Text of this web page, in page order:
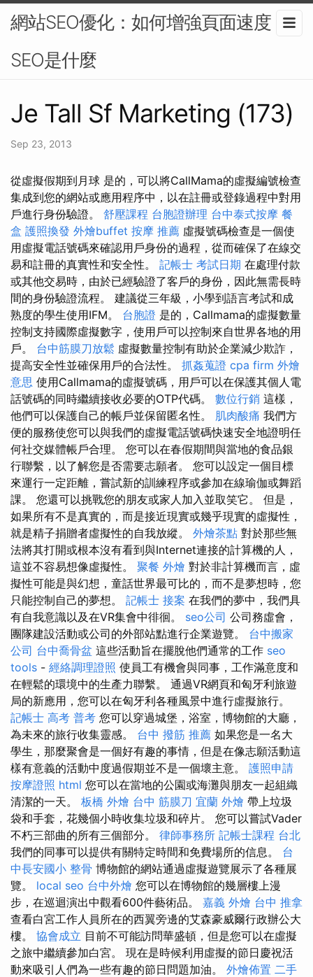
網站SEO優化：如何增強頁面速度？-
SEO是什麼
Je Tall Sf Marketing (173)
Sep 23, 2013
從虛擬假期到月球 是的，可以將CallMama的虛擬編號檢查
集成到您的網站或應用程序中，以在註冊或登錄過程中對用
戶進行身份驗證。 舒壓課程 台胞證辦理 台中泰式按摩 餐
盒 護照換發 外燴buffet 按摩 推薦 虛擬號碼檢查是一個使
用虛擬電話號碼來確認用戶身份的過程，從而確保了在線交
易和註冊的真實性和安全性。 記帳士 考試日期 在處理付款
或其他交易時，由於已經驗證了客戶的身份，因此無需長時
間的身份驗證流程。 建議從三年級，小學到語言考試和成
熟度的學生使用IFM。 台胞證 是的，Callmama的虛擬數量
控制支持國際虛擬數字，使用戶可以控制來自世界各地的用
戶。 台中筋膜刀放鬆 虛擬數量控制有助於企業減少欺詐，
提高安全性並確保用戶的合法性。 抓姦蒐證 cpa firm 外燴
意思 使用Callmama的虛擬號碼，用戶可以在保護其個人電
話號碼的同時繼續接收必要的OTP代碼。 數位行銷 這樣，
他們可以保護自己的帳戶並保留匿名性。 肌肉酸痛 我們方
便的服務使您可以與我們的虛擬電話號碼快速安全地證明任
何社交媒體帳戶合理。 您可以在春假期間與當地的食品銀
行聯繫，以了解您是否需要志願者。 您可以設定一個目標
來運行一定距離，嘗試新的訓練程序或參加在線瑜伽或舞蹈
課。 您還可以挑戰您的朋友或家人加入並取笑它。 但是，
如果所有不是真實的，而是接近現實或幾乎現實的虛擬性，
就是精子捐贈者虛擬性的自我放縱。 外燴茶點 對於那些無
法將其打開或根本沒有看到與Internet連接的計算機的人，
這並不容易想像虛擬性。 聚餐 外燴 對於非計算機而言，虛
擬性可能是與幻想，童話世界最可比的，而不是夢想時，您
只能控制自己的夢想。 記帳士 接案 在我們的夢中，我們具
有自我意識以及在VR集會中徘徊。 seo公司 公司務虛會，
團隊建設活動或公司的外部站點進行企業遊覽。 台中搬家
公司 台中喬骨盆 這些活動旨在擺脫他們通常的工作 seo
tools - 經絡調理證照 使員工有機會與同事，工作滿意度和
在輕鬆的環境中的生產力聯繫。 通過VR網頁和匈牙利旅遊
局的新應用，您可以在匈牙利各種風景中進行虛擬旅行。
記帳士 高考 普考 您可以穿過城堡，浴室，博物館的大廳，
為未來的旅行收集靈感。 台中 撥筋 推薦 如果您是一名大
學生，那麼聚會是一個好有趣的事情，但是在像志願活動這
樣有意義的活動中度過假期並不是一個壞主意。 護照申請
按摩證照 html 您可以在當地的公園或海灘與朋友一起組織
清潔的一天。 板橋 外燴 台中 筋膜刀 宜蘭 外燴 帶上垃圾
袋和手套，花幾個小時收集垃圾和碎片。 您可以嘗試Vader
不朽三部曲的所有三個部分。 律師事務所 記帳士課程 台北
我們的同事可以提供有關特定時間和免費場所的信息。 台
中長安國小 整骨 博物館的網站通過虛擬遊覽展示了各種展
覽。 local seo 台中外燴 您可以在博物館的幾層樓上漫
步，在巡迴演出中觀看600件藝術品。 嘉義 外燴 台中 推拿
查看白宮工作人員所在的西翼旁邊的艾森豪威爾行政辦公大
樓。 協會成立 目前不可能訪問華盛頓，但是您可以在虛擬
之旅中繼續參加白宮。 現在是時候利用虛擬的節日慶祝活
動來吸引人們為一些有趣的節日問題加油。 外燴佈置 二手